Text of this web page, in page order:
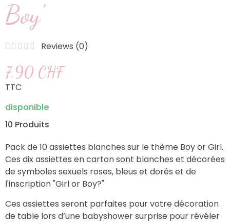
Boy'
Reviews (0)
7,90 CHF
TTC
disponible
10 Produits
Pack de 10 assiettes blanches sur le thème Boy or Girl.
Ces dix assiettes en carton sont blanches et décorées
de symboles sexuels roses, bleus et dorés et de
l'inscription "Girl or Boy?"
Ces assiettes seront parfaites pour votre décoration
de table lors d’une babyshower surprise pour révéler